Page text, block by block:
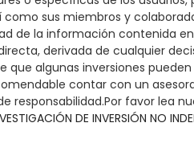
como sus miembros y
de la información contenida
derivada de cualquier
que algunas inversiones
contar con un
responsabilidad.Por favor lea
DE INVERSIÓN NO